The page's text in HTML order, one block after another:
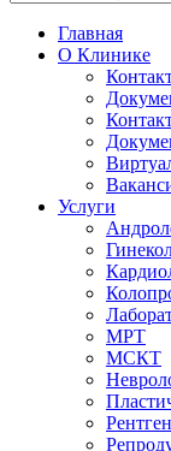
Главная
О Клинике
Услуги
МРТ
МСКТ